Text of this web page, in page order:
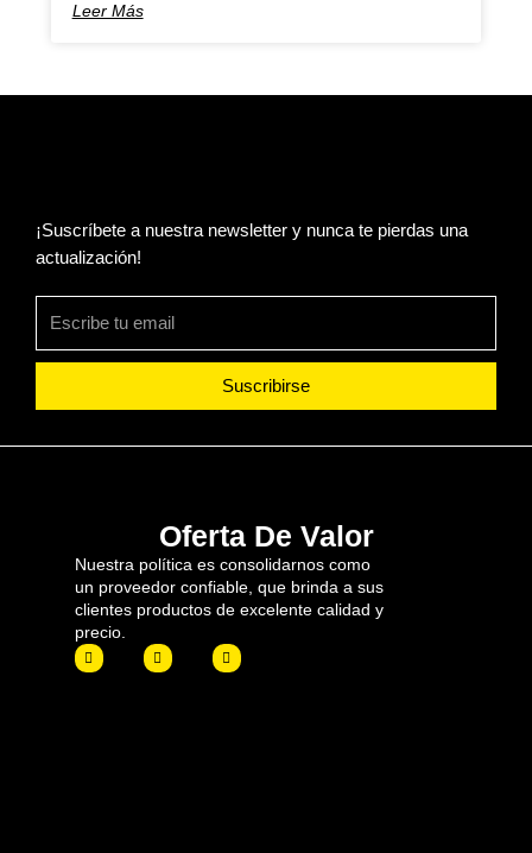
Leer Más
¡Suscríbete a nuestra newsletter y nunca te pierdas una
actualización!
Suscribirse
Oferta De Valor
Nuestra política es consolidarnos como
un proveedor confiable, que brinda a sus
clientes productos de excelente calidad y
precio.
F
a
c
I
n
s
L
i
n